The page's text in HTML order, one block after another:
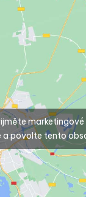
marketingové
a povolte tento